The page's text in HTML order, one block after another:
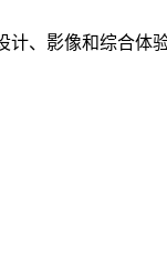
、影像和综合体